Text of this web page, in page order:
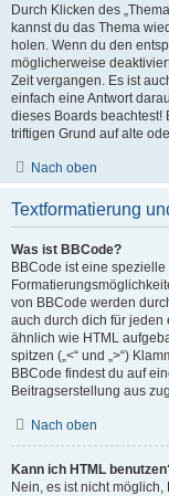
Durch Klicken des
kannst du das Thema
holen. Wenn du den
möglicherweise
Zeit vergangen. Es ist
einfach eine Antwort
dieses Boards beachtest!
triftigen Grund auf alte
Nach oben
Textformatierung
Was ist BBCode?
BBCode ist eine
von BBCode werden
auch durch dich für jeden
ähnlich wie HTML
spitzen („<“ und „>“)
BBCode findest du auf
Beitragserstellung aus
Nach oben
Kann ich HTML
Nein, es ist nicht